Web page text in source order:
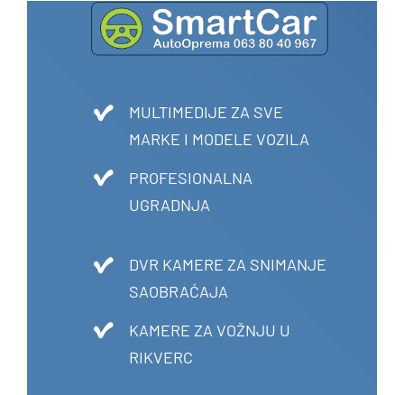
MULTIMEDIJE ZA SVE
MARKE I MODELE VOZILA
PROFESIONALNA
UGRADNJA
DVR KAMERE ZA SNIMANJE
SAOBRAĆAJA
KAMERE ZA VOŽNJU U
RIKVERC